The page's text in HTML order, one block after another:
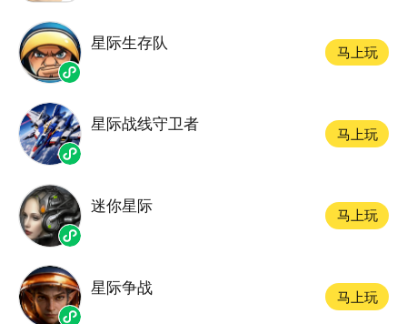
星际生存队
马上玩
星际战线守卫者
马上玩
迷你星际
马上玩
星际争战
马上玩